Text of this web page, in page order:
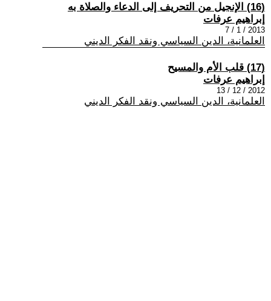
(16) الإنجيل من التحريف إلى الدعاء والصلاة به
إبراهيم عرفات
2013 / 1 / 7
العلمانية، الدين السياسي ونقد الفكر الديني
(17) قلب الأم والمسيح
إبراهيم عرفات
2012 / 12 / 13
العلمانية، الدين السياسي ونقد الفكر الديني